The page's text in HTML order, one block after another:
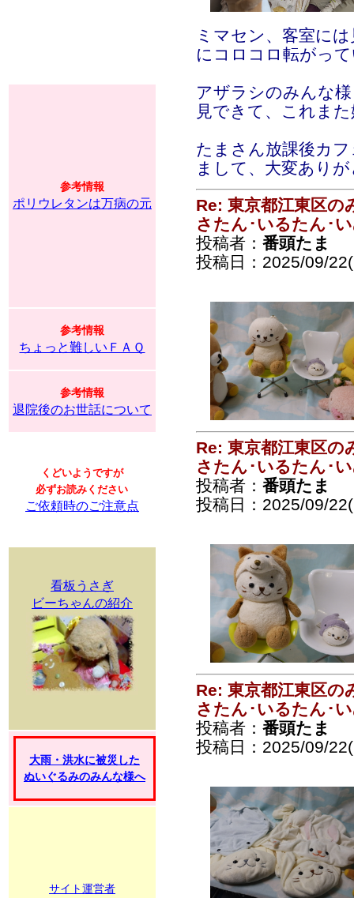
参考情報
ポリウレタンは万病の元
参考情報
ちょっと難しいＦＡＱ
参考情報
退院後のお世話について
くどいようですが
必ずお読みください
ご依頼時のご注意点
看板うさぎ
ビーちゃんの紹介
大雨・洪水に被災した
ぬいぐるみのみんな様へ
サイト運営者
ミマセン、客室に
にコロコロ転がっ
アザラシのみんな
見できて、これま
たまさん放課後カ
まして、大変あり
Re: 東京都江東区の
さたん･いるたん･
投稿者： 番頭たま
投稿日：2025/09/
Re: 東京都江東区の
さたん･いるたん･
投稿者： 番頭たま
投稿日：2025/09/
Re: 東京都江東区の
さたん･いるたん･
投稿者： 番頭たま
投稿日：2025/09/